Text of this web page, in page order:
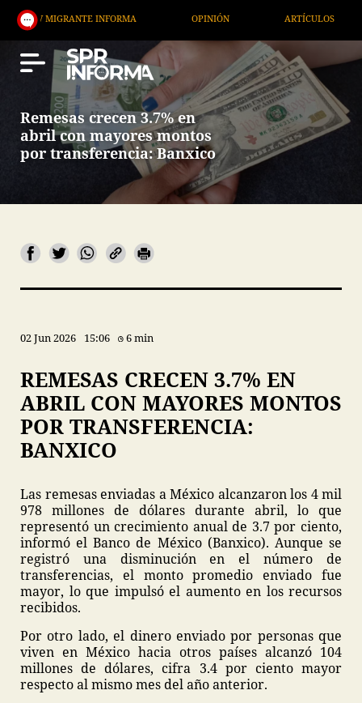
INFORMA OPINIÓN ARTÍCULOS ARTE /
Remesas crecen 3.7% en
abril con mayores montos
por transferencia: Banxico
02 Jun 2026 15:06 6 min
REMESAS CRECEN 3.7% EN
ABRIL CON MAYORES MONTOS
POR TRANSFERENCIA:
BANXICO
Las remesas enviadas a México alcanzaron los 4 mil
978 millones de dólares durante abril, lo que
representó un crecimiento anual de 3.7 por ciento,
informó el Banco de México (Banxico). Aunque se
registró una disminución en el número de
transferencias, el monto promedio enviado fue
mayor, lo que impulsó el aumento en los recursos
recibidos.
Por otro lado, el dinero enviado por personas que
viven en México hacia otros países alcanzó 104
millones de dólares, cifra 3.4 por ciento mayor
respecto al mismo mes del año anterior.